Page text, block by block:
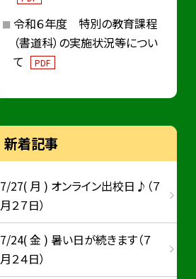
令和６年度 特別の教育課程
（書道科）の実施状況等につい
て
PDF
新着記事
7/27( 月 ) オンライン出校日♪（７
月２７日）
7/24( 金 ) 暑い日が続きます（７
月２４日）